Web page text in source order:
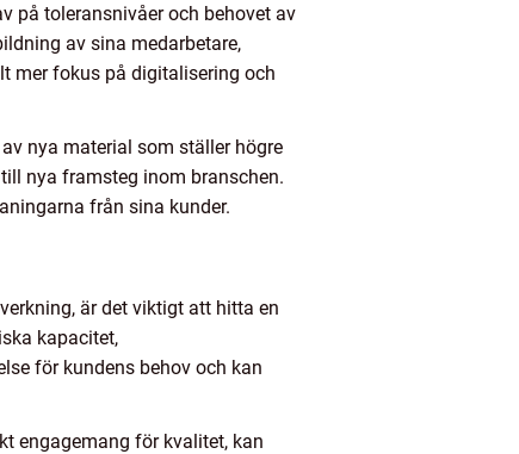
på toleransnivåer och behovet av
av sina medarbetare,
mer fokus på digitalisering och
nya material som ställer högre
nya framsteg inom branschen.
från sina kunder.
är det viktigt att hitta en
kapacitet,
för kundens behov och kan
engagemang för kvalitet, kan